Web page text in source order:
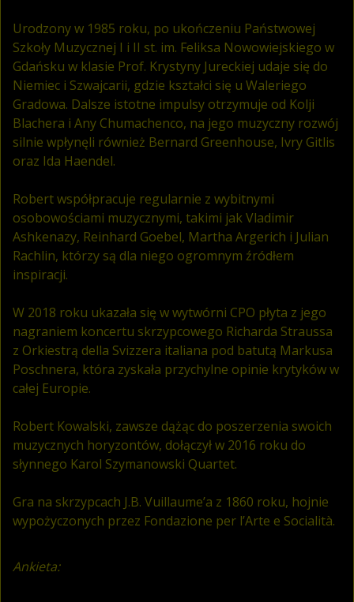
Urodzony w 1985 roku, po ukończeniu Państwowej
Szkoły Muzycznej I i II st. im. Feliksa Nowowiejskiego w
Gdańsku w klasie Prof. Krystyny Jureckiej udaje się do
Niemiec i Szwajcarii, gdzie kształci się u Waleriego
Gradowa. Dalsze istotne impulsy otrzymuje od Kolji
Blachera i Any Chumachenco, na jego muzyczny rozwój
silnie wpłynęli również Bernard Greenhouse, Ivry Gitlis
oraz Ida Haendel.
Robert współpracuje regularnie z wybitnymi
osobowościami muzycznymi, takimi jak Vladimir
Ashkenazy, Reinhard Goebel, Martha Argerich i Julian
Rachlin, którzy są dla niego ogromnym źródłem
inspiracji.
W 2018 roku ukazała się w wytwórni CPO płyta z jego
nagraniem koncertu skrzypcowego Richarda Straussa
z Orkiestrą della Svizzera italiana pod batutą Markusa
Poschnera, która zyskała przychylne opinie krytyków w
całej Europie.
Robert Kowalski, zawsze dążąc do poszerzenia swoich
muzycznych horyzontów, dołączył w 2016 roku do
słynnego Karol Szymanowski Quartet.
Gra na skrzypcach J.B. Vuillaume’a z 1860 roku, hojnie
wypożyczonych przez Fondazione per l’Arte e Socialità.
Ankieta: